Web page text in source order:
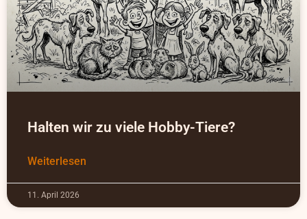
Halten wir zu viele Hobby-Tiere?
Weiterlesen
11. April 2026